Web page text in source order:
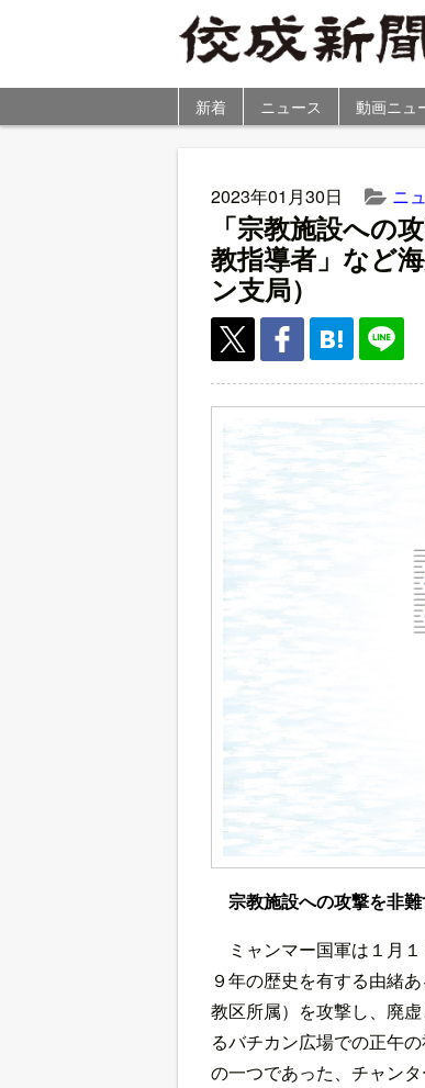
新着 ニュース 動画ニュ
2023年01月30日 ニ
「宗教施設への
教指導者」など
ン支局）
宗教施設への攻撃を非
ミャンマー国軍は１月
９年の歴史を有する由緒
教区所属）を攻撃し、廃
るバチカン広場での正午
の一つであった、チャン